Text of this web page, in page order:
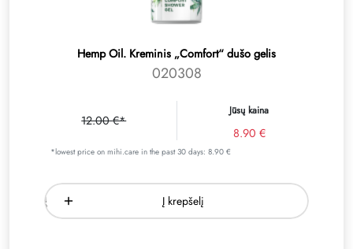
Hemp Oil. Kreminis „Comfort“ dušo gelis
020308
12.00 €*
Jūsų kaina
8.90 €
*lowest price on mihi.care in the past 30 days: 8.90 €
Į krepšelį